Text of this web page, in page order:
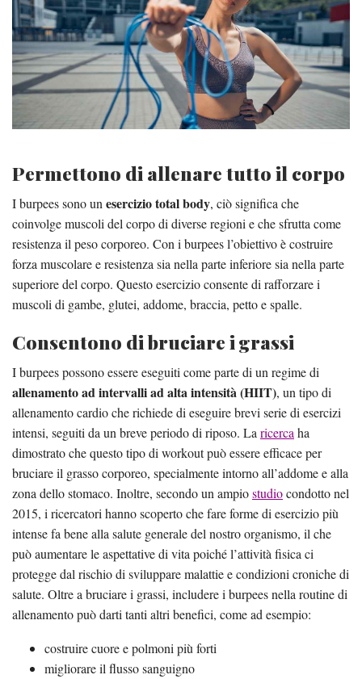
Permettono di allenare tutto il corpo
I burpees sono unesercizio total body, ciò significa che
coinvolge muscoli del corpo di diverse regioni e che sfrutta come
resistenza il peso corporeo. Con i burpees l’obiettivo è costruire
forza muscolare e resistenza sia nella parte inferiore sia nella parte
superiore del corpo. Questo esercizio consente di rafforzare i
muscoli di gambe, glutei, addome, braccia, petto e spalle.
Consentono di bruciare i grassi
I burpees possono essere eseguiti come parte di un regime di
allenamento ad intervalli ad alta intensità (HIIT), un tipo di
allenamento cardio che richiede di eseguire brevi serie di esercizi
intensi, seguiti da un breve periodo di riposo. Laricercaha
dimostrato che questo tipo di workout può essere efficace per
bruciare il grasso corporeo, specialmente intorno all’addome e alla
zona dello stomaco. Inoltre, secondo un ampiostudiocondotto nel
2015, i ricercatori hanno scoperto che fare forme di esercizio più
intense fa bene alla salute generale del nostro organismo, il che
può aumentare le aspettative di vita poiché l’attività fisica ci
protegge dal rischio di sviluppare malattie e condizioni croniche di
salute. Oltre a bruciare i grassi, includere i burpees nella routine di
allenamento può darti tanti altri benefici, come ad esempio:
costruire cuore e polmoni più forti
migliorare il flusso sanguigno